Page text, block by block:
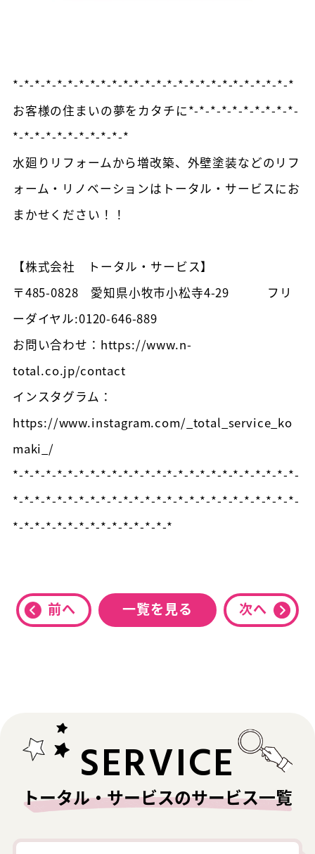
*-*-*-*-*-*-*-*-*-*-*-*-*-*-*-*-*-*-*-*-*-*-*-*-*-*
お客様の住まいの夢をカタチに*-*-*-*-*-*-*-*-*-*-
*-*-*-*-*-*-*-*-*-*-*
水廻りリフォームから増改築、外壁塗装などのリフ
ォーム・リノベーションはトータル・サービスにお
まかせください！！
【株式会社 トータル・サービス】
〒485-0828 愛知県小牧市小松寺4-29 フリ
ーダイヤル:0120-646-889
お問い合わせ：https://www.n-
total.co.jp/contact
インスタグラム：
https://www.instagram.com/_total_service_ko
maki_/
*-*-*-*-*-*-*-*-*-*-*-*-*-*-*-*-*-*-*-*-*-*-*-*-*-*-
*-*-*-*-*-*-*-*-*-*-*-*-*-*-*-*-*-*-*-*-*-*-*-*-*-*-
*-*-*-*-*-*-*-*-*-*-*-*-*-*-*
前へ 一覧を見る 次へ
SERVICE
トータル・サービスのサービス一覧